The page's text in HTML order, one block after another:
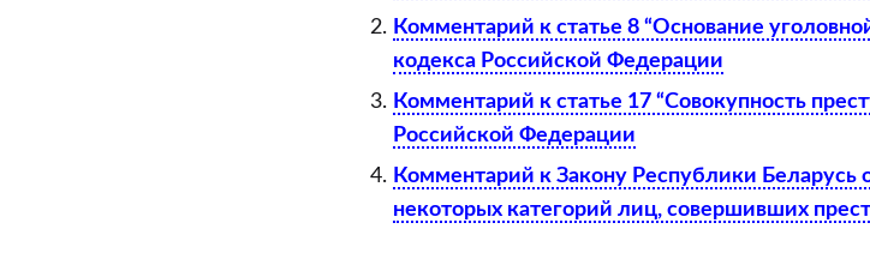
Комментарий к статье 8 “Основание
кодекса Российской Федерации
Комментарий к статье 17 “Совокупность
Российской Федерации
Комментарий к Закону Республики Беларусь
некоторых категорий лиц, совершивших